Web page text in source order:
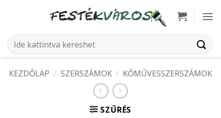
Keresés
a
KEZDŐLAP / SZERSZÁMOK / KŐMŰVESSZERSZÁMOK
SZŰRÉS